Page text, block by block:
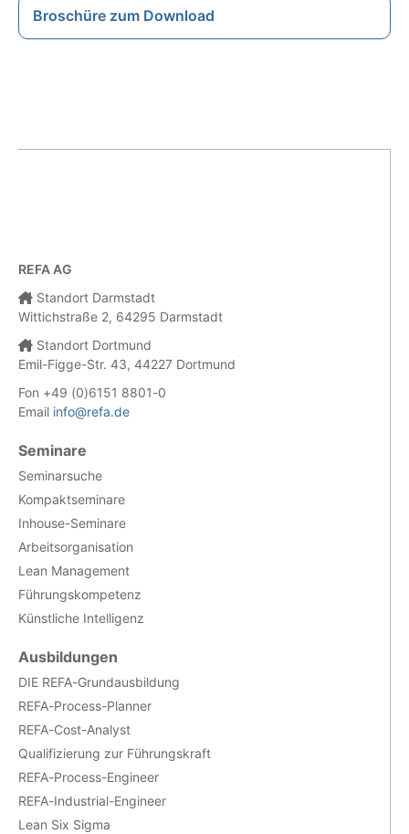
Broschüre zum Download
REFA AG
Standort Darmstadt
Wittichstraße 2, 64295 Darmstadt
Standort Dortmund
Emil-Figge-Str. 43, 44227 Dortmund
Fon +49 (0)6151 8801-0
Email info@refa.de
Seminare
Seminarsuche
Kompaktseminare
Inhouse-Seminare
Arbeitsorganisation
Lean Management
Führungskompetenz
Künstliche Intelligenz
Ausbildungen
DIE REFA-Grundausbildung
REFA-Process-Planner
REFA-Cost-Analyst
Qualifizierung zur Führungskraft
REFA-Process-Engineer
REFA-Industrial-Engineer
Lean Six Sigma